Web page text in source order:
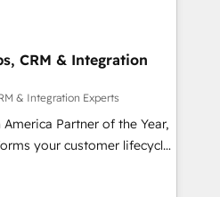
CRM & Integration
& Integration Experts
Partner of the Year,
your customer lifecycle
unified ecosystem
Globalia (AI &